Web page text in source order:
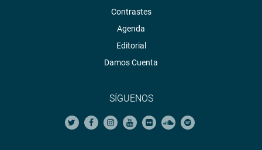
Contrastes
Agenda
Editorial
Damos Cuenta
SÍGUENOS